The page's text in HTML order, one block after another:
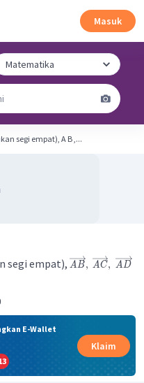
Masuk
segi empat), A B ,...
segi empat), AB, AC, AD
E-Wallet
Klaim